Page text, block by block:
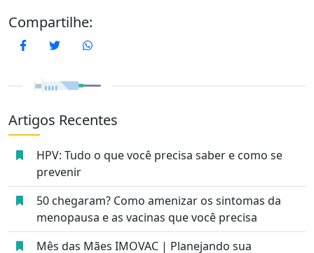
Compartilhe:
FacebookTwitterWhatsApp
Artigos Recentes
HPV: Tudo o que você precisa saber e como se
prevenir
50 chegaram? Como amenizar os sintomas da
menopausa e as vacinas que você precisa
Mês das Mães IMOVAC | Planejando sua